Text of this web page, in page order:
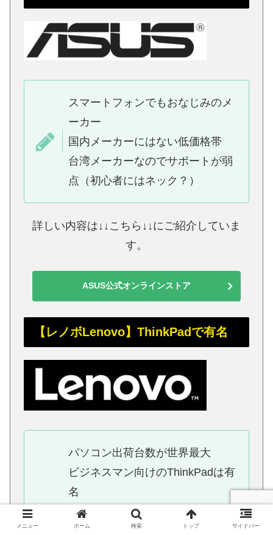
スマートフォンでもおなじみのメ
ーカー
国内メーカーにはない低価格帯
台湾メーカーなのでサポートが弱
点（初心者にはネック？）
詳しい内容は↓↓こちら↓↓にご紹介していま
す。
ASUS公式オンラインストア
【レノボLenovo】ThinkPadで有名
パソコン出荷台数が世界最大
ビジネスマン向けのThinkPadは有
名
比較的に安い価格帯
香港メーカーだがIBMの伝統を受
メニュー ホーム 検索 トップ サイドバー